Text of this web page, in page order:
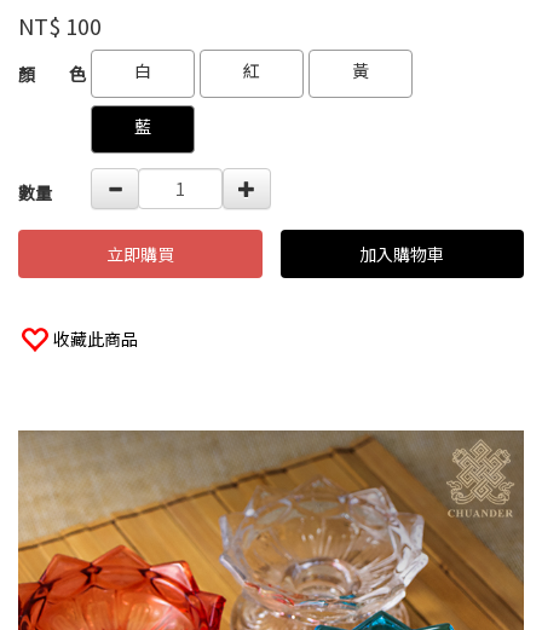
品牌
麒
NT$ 100
GOODS000000000000003670417 GOODS000000000000003671542
顏 色 白 紅 黃
藍
數量
立即購買 加入購物車
收藏此商品